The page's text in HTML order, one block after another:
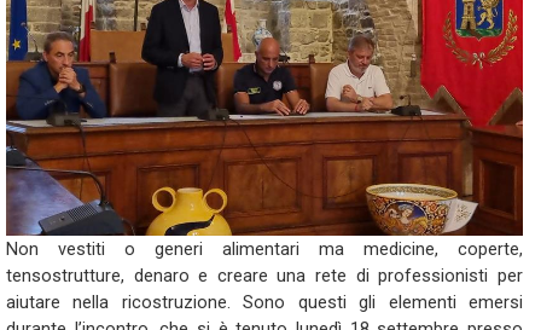
Non vestiti o generi alimentari ma medicine, coperte,
tensostrutture, denaro e creare una rete di professionisti per
aiutare nella ricostruzione. Sono questi gli elementi emersi